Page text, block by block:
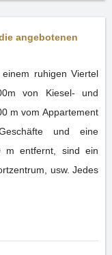
angebotenen
ruhigen Viertel
von Kiesel- und
m vom Appartement
und eine
m entfernt, sind ein
usw. Jedes